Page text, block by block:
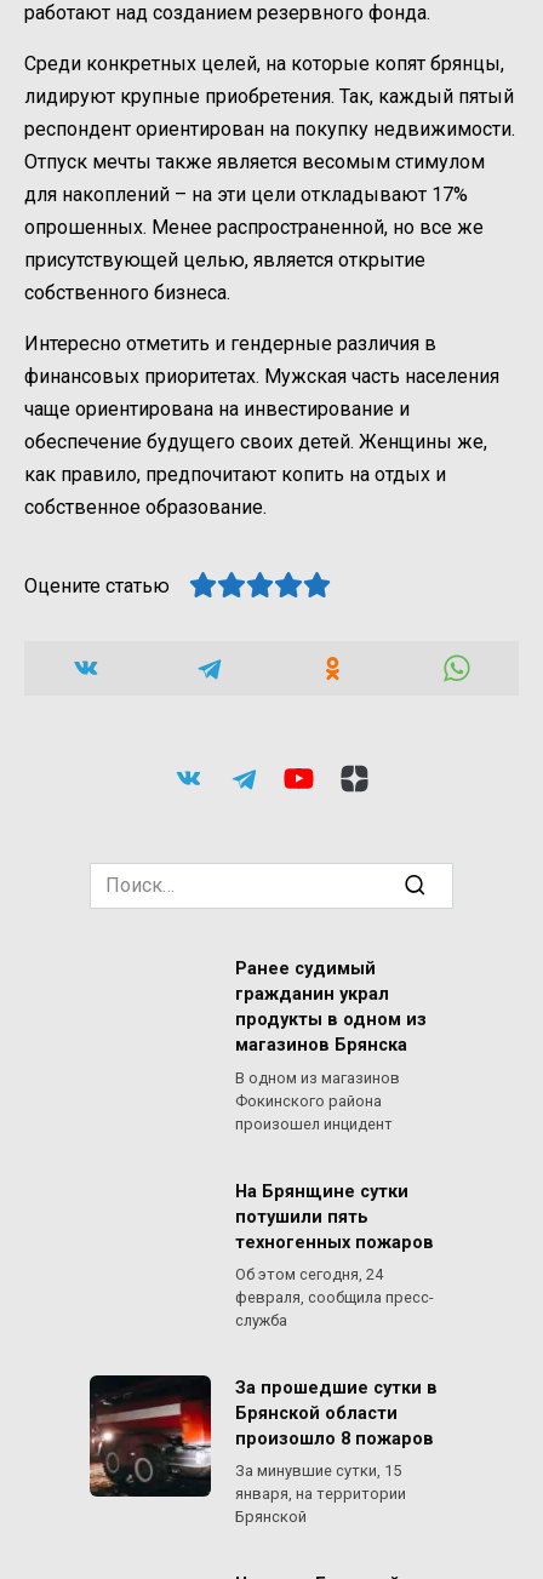
работают над созданием резервного фонда.
Среди конкретных целей, на которые копят брянцы,
лидируют крупные приобретения. Так, каждый пятый
респондент ориентирован на покупку недвижимости.
Отпуск мечты также является весомым стимулом
для накоплений – на эти цели откладывают 17%
опрошенных. Менее распространенной, но все же
присутствующей целью, является открытие
собственного бизнеса.
Интересно отметить и гендерные различия в
финансовых приоритетах. Мужская часть населения
чаще ориентирована на инвестирование и
обеспечение будущего своих детей. Женщины же,
как правило, предпочитают копить на отдых и
собственное образование.
Оцените статью
Search
for:
Ранее судимый
гражданин украл
продукты в одном из
магазинов Брянска
В одном из магазинов
Фокинского района
произошел инцидент
На Брянщине сутки
потушили пять
техногенных пожаров
Об этом сегодня, 24
февраля, сообщила пресс-
служба
За прошедшие сутки в
Брянской области
произошло 8 пожаров
За минувшие сутки, 15
января, на территории
Брянской